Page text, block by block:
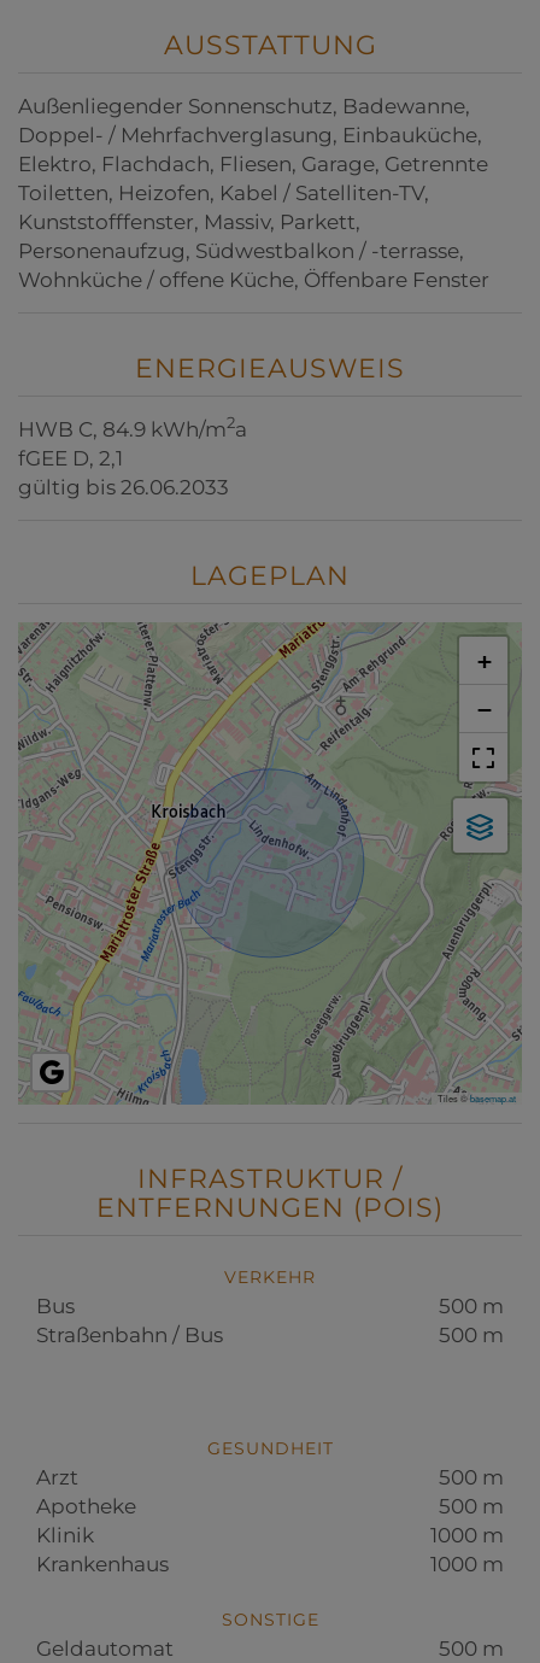
AUSSTATTUNG
Außenliegender Sonnenschutz Badewanne
Doppel- / Mehrfachverglasung Einbauküche
Elektro Flachdach Fliesen Garage Getrennte
Toiletten Heizofen Kabel / Satelliten-TV
Kunststofffenster Massiv Parkett
Personenaufzug Südwestbalkon / -terrasse
Wohnküche / offene Küche Öffenbare Fenster
ENERGIEAUSWEIS
HWB C, 84.9 kWh/m2a
fGEE D, 2,1
gültig bis 26.06.2033
LAGEPLAN
+
−
Tiles ©basemap.at
INFRASTRUKTUR /
ENTFERNUNGEN (POIS)
VERKEHR
Bus
500 m
Straßenbahn / Bus
500 m
GESUNDHEIT
Arzt
500 m
Apotheke
500 m
Klinik
1000 m
Krankenhaus
1000 m
SONSTIGE
Geldautomat
500 m